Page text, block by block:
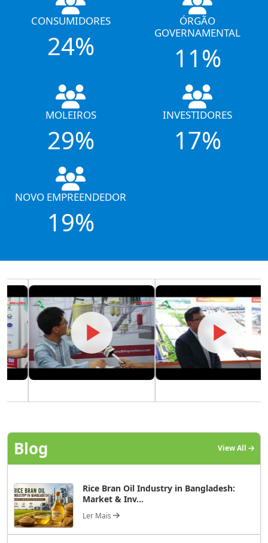
CONSUMIDORES
24%
ÓRGÃO
GOVERNAMENTAL
11%
MOLEIROS
29%
INVESTIDORES
17%
NOVO EMPREENDEDOR
19%
Blog View All
Rice Bran Oil Industry in Bangladesh:
Market & Inv...
Ler Mais